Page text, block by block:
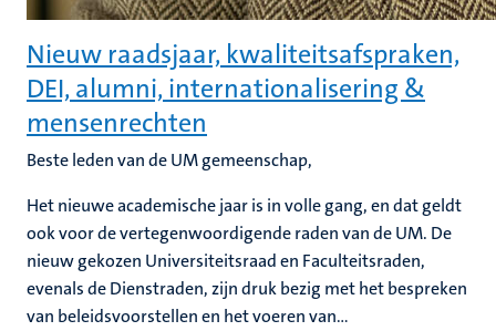
Nieuw raadsjaar, kwaliteitsafspraken,
DEI, alumni, internationalisering &
mensenrechten
Beste leden van de UM gemeenschap,
Het nieuwe academische jaar is in volle gang, en dat geldt
ook voor de vertegenwoordigende raden van de UM. De
nieuw gekozen Universiteitsraad en Faculteitsraden,
evenals de Dienstraden, zijn druk bezig met het bespreken
van beleidsvoorstellen en het voeren van...